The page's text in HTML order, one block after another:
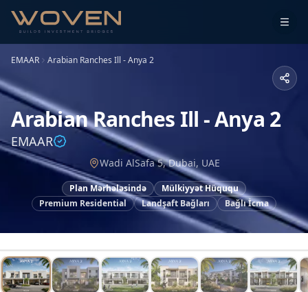
EMAAR Arabian Ranches Ill - Anya 2
Arabian Ranches Ill - Anya 2
EMAAR
Wadi AlSafa 5, Dubai, UAE
Plan Mərhələsində
Mülkiyyət Hüququ
Premium Residential
Landşaft Bağları Bağlı İcma